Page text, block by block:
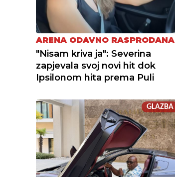
ARENA ODAVNO RASPRODANA
"Nisam kriva ja": Severina
zapjevala svoj novi hit dok
Ipsilonom hita prema Puli
GLAZBA